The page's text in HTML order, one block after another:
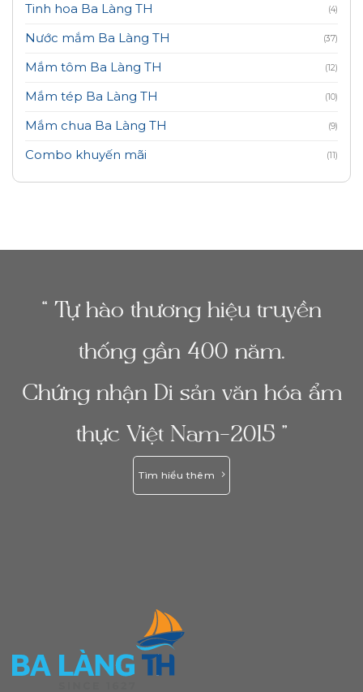
Tinh hoa Ba Làng TH (4)
Nước mắm Ba Làng TH (37)
Mắm tôm Ba Làng TH (12)
Mắm tép Ba Làng TH (10)
Mắm chua Ba Làng TH (9)
Combo khuyến mãi (11)
“ Tự hào thương hiệu truyền
thống gần 400 năm.
Chứng nhận Di sản văn hóa ẩm
thực Việt Nam-2015 ”
Tìm hiểu thêm